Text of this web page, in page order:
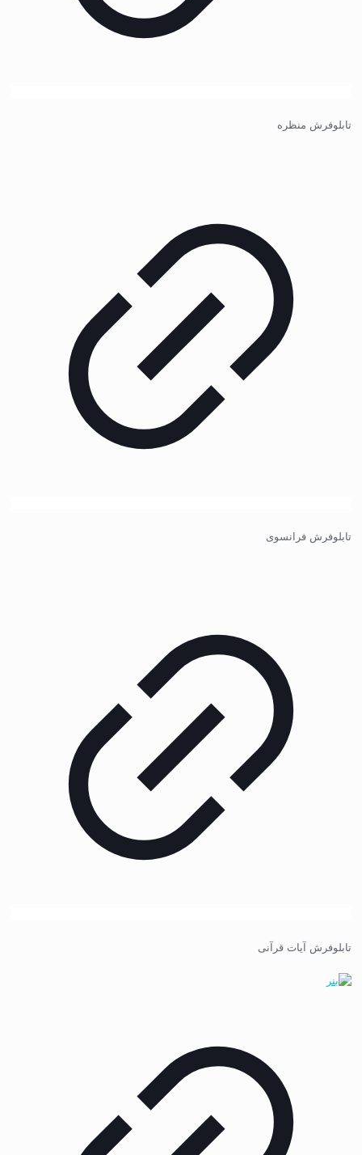
تابلوفرش منظره
تابلوفرش فرانسوی
تابلوفرش آیات قرآنی